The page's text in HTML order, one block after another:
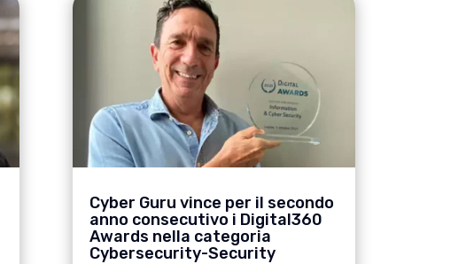
Cyber Guru vince per il secondo
anno consecutivo i Digital360
Awards nella categoria
Cybersecurity-Security